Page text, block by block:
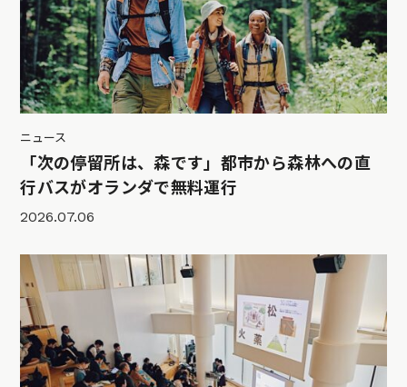
ニュース
「次の停留所は、森です」都市から森林への直
行バスがオランダで無料運行
2026.07.06